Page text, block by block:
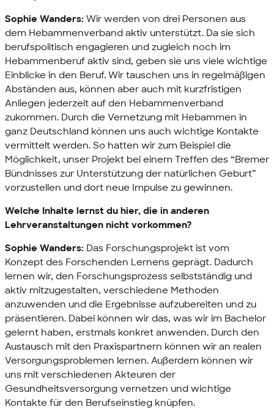
Sophie Wanders: Wir werden von drei Personen aus
dem Hebammenverband aktiv unterstützt. Da sie sich
berufspolitisch engagieren und zugleich noch im
Hebammenberuf aktiv sind, geben sie uns viele wichtige
Einblicke in den Beruf. Wir tauschen uns in regelmäßigen
Abständen aus, können aber auch mit kurzfristigen
Anliegen jederzeit auf den Hebammenverband
zukommen. Durch die Vernetzung mit Hebammen in
ganz Deutschland können uns auch wichtige Kontakte
vermittelt werden. So hatten wir zum Beispiel die
Möglichkeit, unser Projekt bei einem Treffen des “Bremer
Bündnisses zur Unterstützung der natürlichen Geburt”
vorzustellen und dort neue Impulse zu gewinnen.
Welche Inhalte lernst du hier, die in anderen
Lehrveranstaltungen nicht vorkommen?
Sophie Wanders: Das Forschungsprojekt ist vom
Konzept des Forschenden Lernens geprägt. Dadurch
lernen wir, den Forschungsprozess selbstständig und
aktiv mitzugestalten, verschiedene Methoden
anzuwenden und die Ergebnisse aufzubereiten und zu
präsentieren. Dabei können wir das, was wir im Bachelor
gelernt haben, erstmals konkret anwenden. Durch den
Austausch mit den Praxispartnern können wir an realen
Versorgungsproblemen lernen. Außerdem können wir
uns mit verschiedenen Akteuren der
Gesundheitsversorgung vernetzen und wichtige
Kontakte für den Berufseinstieg knüpfen.